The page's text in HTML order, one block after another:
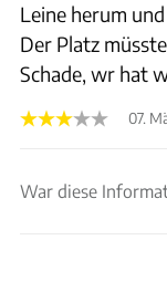
Leine herum
Der Platz
Schade, wr hat
07.
War diese